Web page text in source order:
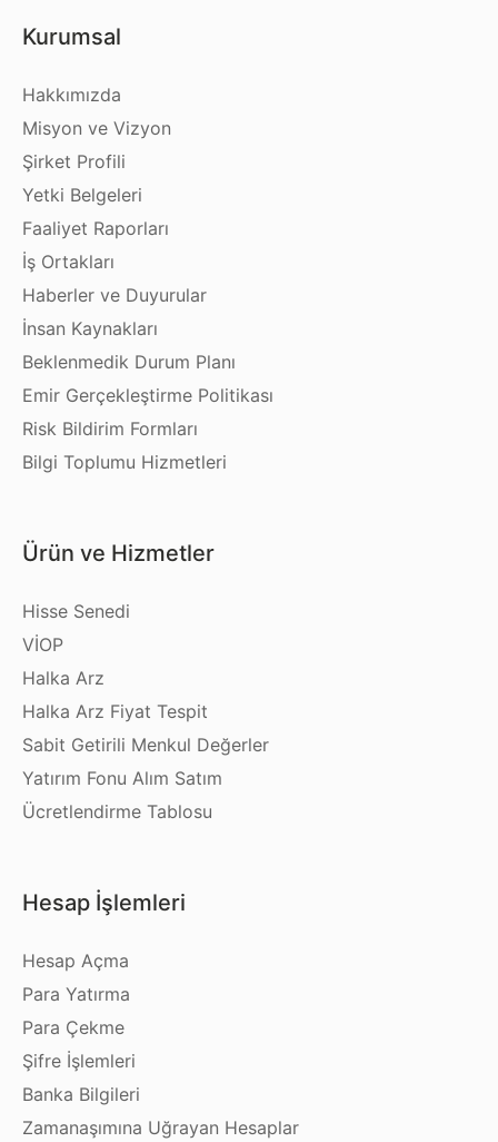
Kurumsal
Hakkımızda
Misyon ve Vizyon
Şirket Profili
Yetki Belgeleri
Faaliyet Raporları
İş Ortakları
Haberler ve Duyurular
İnsan Kaynakları
Beklenmedik Durum Planı
Emir Gerçekleştirme Politikası
Risk Bildirim Formları
Bilgi Toplumu Hizmetleri
Ürün ve Hizmetler
Hisse Senedi
VİOP
Halka Arz
Halka Arz Fiyat Tespit
Sabit Getirili Menkul Değerler
Yatırım Fonu Alım Satım
Ücretlendirme Tablosu
Hesap İşlemleri
Hesap Açma
Para Yatırma
Para Çekme
Şifre İşlemleri
Banka Bilgileri
Zamanaşımına Uğrayan Hesaplar